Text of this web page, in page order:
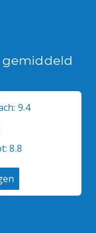
gemiddeld
9.4
8.8